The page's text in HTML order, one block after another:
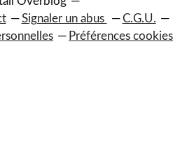
Signaler un abus
C.G.U.
Préférences cookies